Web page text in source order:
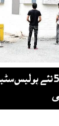
ضلع ملتان میں‌ 5 نئے